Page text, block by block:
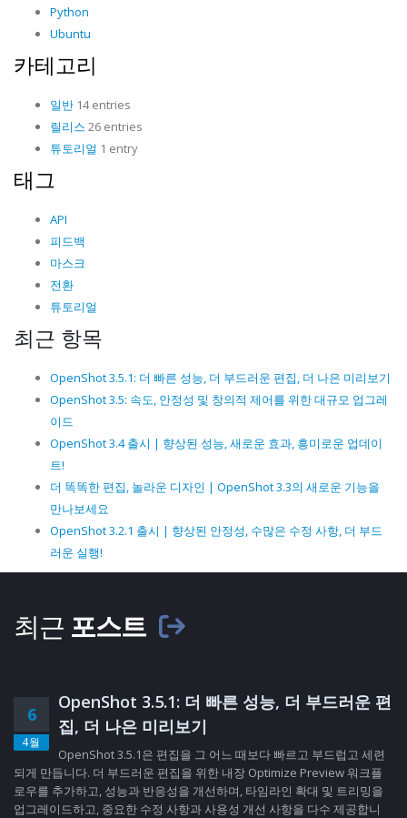
Python
Ubuntu
카테고리
일반 14 entries
릴리스 26 entries
튜토리얼 1 entry
태그
API
피드백
마스크
전환
튜토리얼
최근 항목
OpenShot 3.5.1: 더 빠른 성능, 더 부드러운 편집, 더 나은 미리보기
OpenShot 3.5: 속도, 안정성 및 창의적 제어를 위한 대규모 업그레
이드
OpenShot 3.4 출시 | 향상된 성능, 새로운 효과, 흥미로운 업데이
트!
더 똑똑한 편집, 놀라운 디자인 | OpenShot 3.3의 새로운 기능을
만나보세요
OpenShot 3.2.1 출시 | 향상된 안정성, 수많은 수정 사항, 더 부드
러운 실행!
최근 포스트
6
4월
OpenShot 3.5.1: 더 빠른 성능, 더 부드러운 편
집, 더 나은 미리보기
OpenShot 3.5.1은 편집을 그 어느 때보다 빠르고 부드럽고 세련
되게 만듭니다. 더 부드러운 편집을 위한 내장 Optimize Preview 워크플
로우를 추가하고, 성능과 반응성을 개선하며, 타임라인 확대 및 트리밍을
업그레이드하고, 중요한 수정 사항과 사용성 개선 사항을 다수 제공합니